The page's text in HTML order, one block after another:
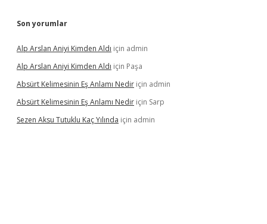
Son yorumlar
Alp Arslan Aniyi Kimden Aldı için admin
Alp Arslan Aniyi Kimden Aldı için Paşa
Absürt Kelimesinin Eş Anlamı Nedir için admin
Absürt Kelimesinin Eş Anlamı Nedir için Sarp
Sezen Aksu Tutuklu Kaç Yılında için admin